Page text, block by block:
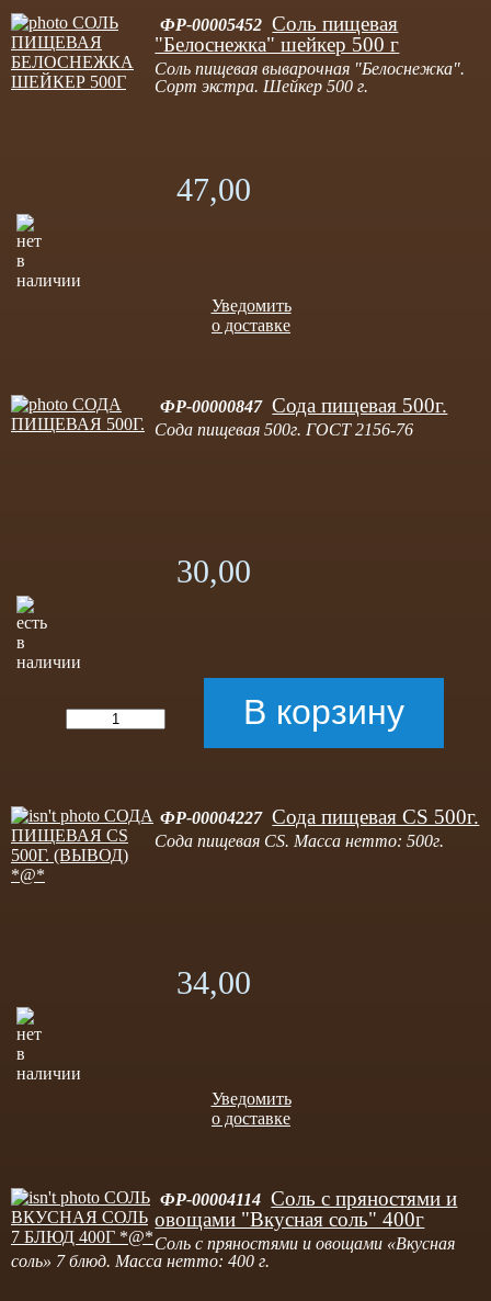
ФР-00005452 Соль пищевая
"Белоснежка" шейкер 500 г
Соль пищевая выварочная "Белоснежка".
Сорт экстра. Шейкер 500 г.
47,00
Уведомить
о доставке
ФР-00000847 Сода пищевая 500г.
Сода пищевая 500г. ГОСТ 2156-76
30,00
ФР-00004227 Сода пищевая CS 500г.
Сода пищевая CS. Масса нетто: 500г.
34,00
Уведомить
о доставке
ФР-00004114 Соль с пряностями и
овощами "Вкусная соль" 400г
Соль с пряностями и овощами «Вкусная
соль» 7 блюд. Масса нетто: 400 г.